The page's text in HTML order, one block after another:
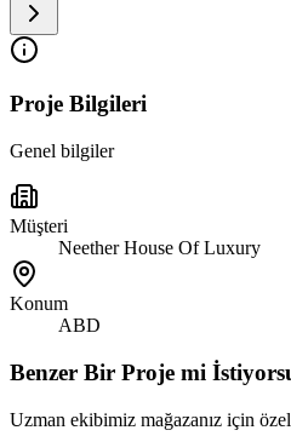
Proje Bilgileri
Genel bilgiler
Müşteri
Neether House Of Luxury
Konum
ABD
Benzer Bir Proje mi
Uzman ekibimiz mağazanız için